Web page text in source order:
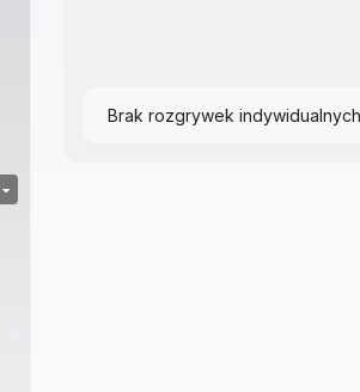
Brak rozgrywek